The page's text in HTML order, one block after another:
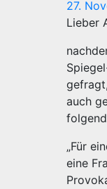
27.
Lieber
auch
„Für
eine